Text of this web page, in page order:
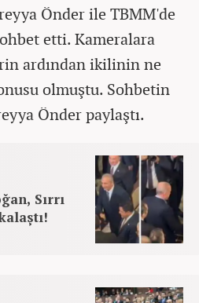
Önder ile TBMM'de
etti. Kameralara
ardından ikilinin ne
olmuştu. Sohbetin
Önder paylaştı.
Sırrı